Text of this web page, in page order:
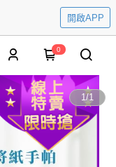
開啟APP
0
1/1